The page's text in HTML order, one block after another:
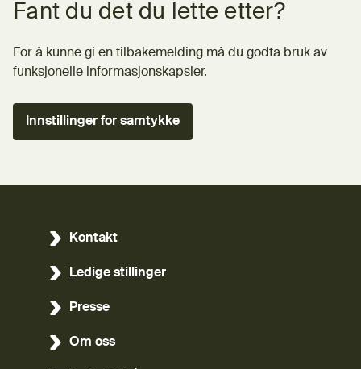
Fant du det du lette etter?
For å kunne gi en tilbakemelding må du godta bruk av
funksjonelle informasjonskapsler.
Innstillinger for samtykke
Kontakt
Ledige stillinger
Presse
Om oss